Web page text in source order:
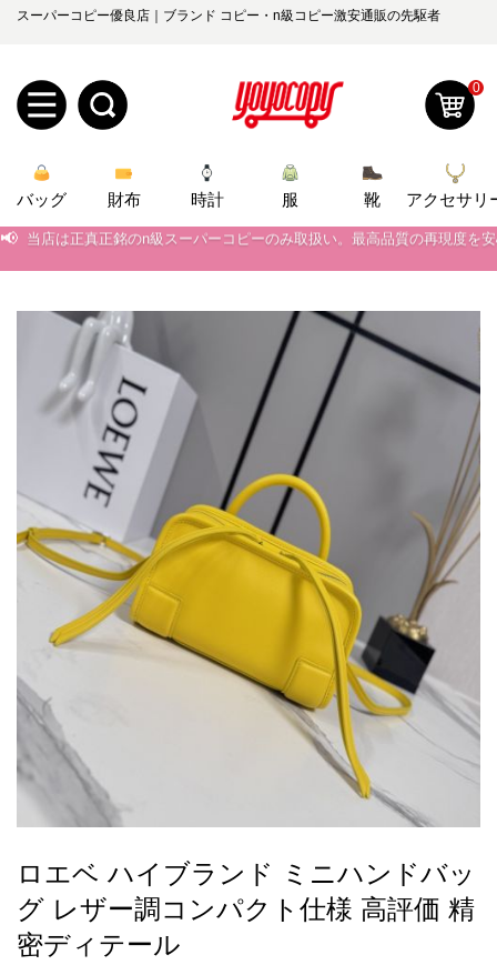
スーパーコピー優良店｜ブランド コピー・n級コピー激安通販の先駆者
規
ユ
録
ロ
グ
yoyocopys@gmail.com
2026人気特集
バッグ
財布
時計
服
ズボン
衣装セット
靴
住まい用品
アクセサリー
ベルト
スカーフ
アイフォーンケ
ース
小物
新
製
す
す
め
0
バッグ 財布 時計 服 靴 アクセサリ
📢 当店は正真正銘のn級スーパーコピーのみ取扱い。最高品質の再現度を
当店は正真正銘のn級スーパーコピーのみ取扱い。最高品質の再現度を
2026春の新作続々更新中！期間中のご注文でお得な割引をご利用いただ
新作入荷！ルイ・ヴィトンスーパーコピー バッグ最新モデルが登場。
ロエベ ハイブランド ミニハンドバッ
グ レザー調コンパクト仕様 高評価 精
密ディテール